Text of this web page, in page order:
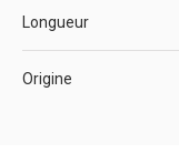
Longueur
Origine